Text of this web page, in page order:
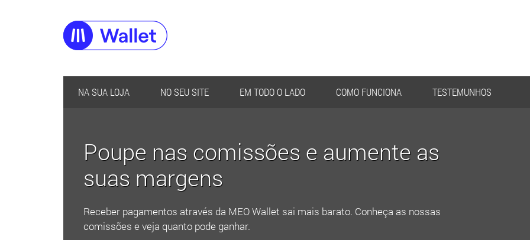
NA SUA LOJA NO SEU SITE EM TODO O LADO COMO FUNCIONA TESTEMUNHOS
Poupe nas comissões e aumente as
suas margens
Receber pagamentos através da MEO Wallet sai mais barato. Conheça as nossas
comissões e veja quanto pode ganhar.